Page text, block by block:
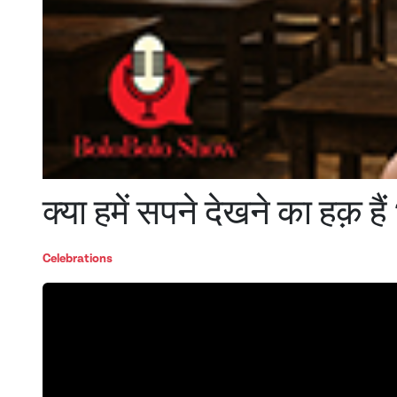
क्या हमें सपने देखने का हक़ हैं
Celebrations